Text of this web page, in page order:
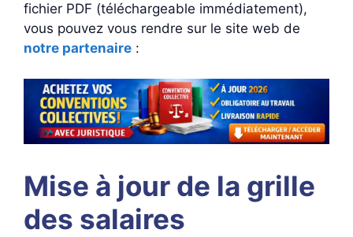
fichier PDF (téléchargeable immédiatement),
vous pouvez vous rendre sur le site web de
notre partenaire :
Mise à jour de la grille
des salaires